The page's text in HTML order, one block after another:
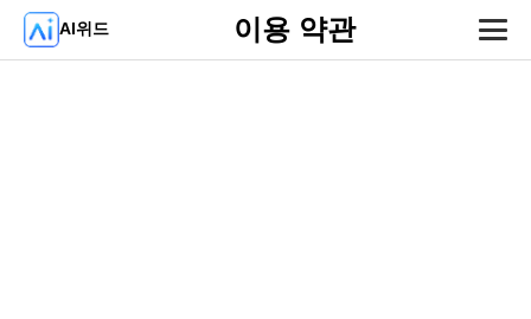
AI위드 이용 약관